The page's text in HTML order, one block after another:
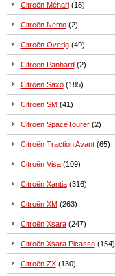
Citroën Méhari(18)
Citroën Nemo(2)
Citroën Overig(49)
Citroën Panhard(2)
Citroën Saxo(185)
Citroën SM(41)
Citroën SpaceTourer(2)
Citroën Traction Avant(65)
Citroën Visa(109)
Citroën Xantia(316)
Citroën XM(263)
Citroën Xsara(247)
Citroën Xsara Picasso(154)
Citroën ZX(130)